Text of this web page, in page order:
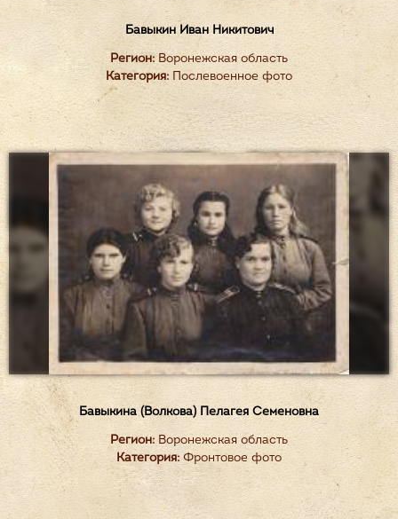
Бавыкин Иван Никитович
Регион:Воронежская область
Категория: Послевоенное фото
Бавыкина (Волкова) Пелагея Семеновна
Регион: Воронежская область
Категория: Фронтовое фото